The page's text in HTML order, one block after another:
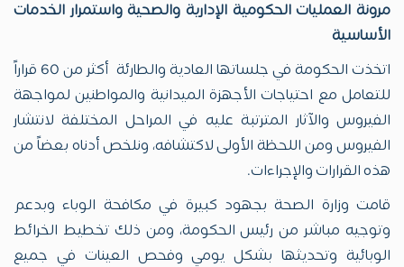
مرونة العمليات الحكومية الإدارية والصحية واستمرار الخدمات
الأساسية
اتخذت الحكومة في جلساتها العادية والطارئة أكثر من 60 قراراً
للتعامل مع احتياجات الأجهزة الميدانية والمواطنين لمواجهة
الفيروس والآثار المترتبة عليه في المراحل المختلفة لانتشار
الفيروس ومن اللحظة الأولى لاكتشافه، ونلخص أدناه بعضاً من
هذه القرارات والإجراءات.
قامت وزارة الصحة بجهود كبيرة في مكافحة الوباء وبدعم
وتوجيه مباشر من رئيس الحكومة، ومن ذلك تخطيط الخرائط
الوبائية وتحديثها بشكل يومي وفحص العينات في جميع